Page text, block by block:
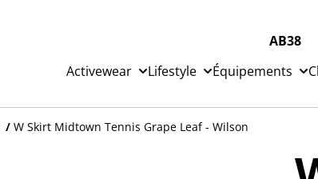
AB38
Activewear
Lifestyle Équipements
/ W Skirt Midtown Tennis Grape Leaf - Wilson